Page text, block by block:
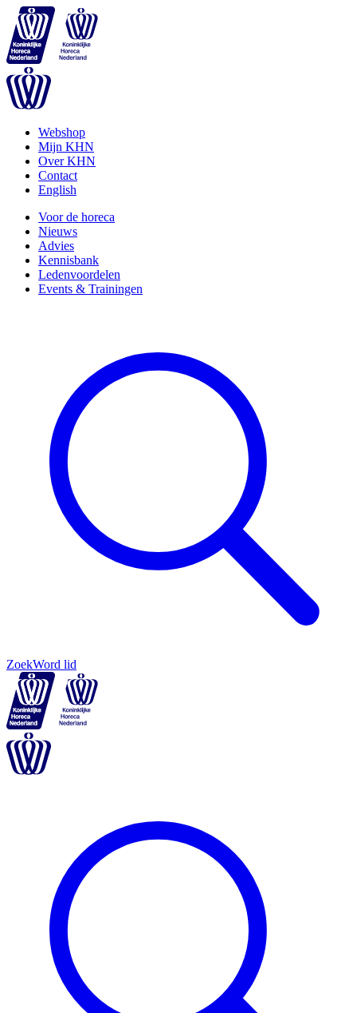
Webshop
Mijn KHN
Over KHN
Contact
English
Voor de horeca
Nieuws
Advies
Kennisbank
Ledenvoordelen
Events & Trainingen
ZoekWord lid